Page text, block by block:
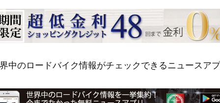
中のロードバイク情報がチェックできるニュースア